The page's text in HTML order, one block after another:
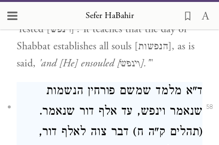
Sefer HaBahir
and rested [וינפש]'(Exodus 31:17
). What is
'rested [וינפש]'? It teaches that the day of
Shabbat establishes all souls [הנפשות], as is
said,
'and [He] ensouled [וינפש].'"
58
ד"א מלמד שמשם פורחין הנשמות
שנאמר וינפש, עד אלף דור שנאמר.
(תהלים ק"ה ח) דבר צוה לאלף דור,